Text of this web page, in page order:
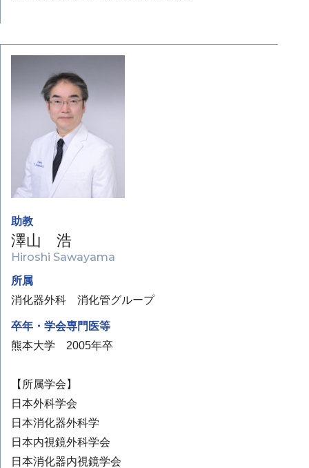
助教
澤山 浩
Hiroshi Sawayama
所属
消化器外科 消化管グループ
卒年・学会専門医等
熊本大学 2005年卒
【所属学会】
日本外科学会
日本消化器外科学
日本内視鏡外科学会
日本消化器内視鏡学会